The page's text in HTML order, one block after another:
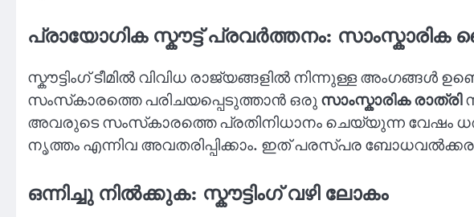
പ്രായോഗിക സ്കൗട്ട് പ്രവർത്തനം: സാംസ്കാരിക
സ്കൗട്ടിംഗ് ടീമിൽ വിവിധ രാജ്യങ്ങളിൽ നിന്നുള്ള അംഗങ്ങൾ
സംസ്‌കാരത്തെ പരിചയപ്പെടുത്താൻ ഒരുസാംസ്കാരിക രാത്രി
അവരുടെ സംസ്‌കാരത്തെ പ്രതിനിധാനം ചെയ്യുന്ന വേഷം
നൃത്തം എന്നിവ അവതരിപ്പിക്കാം. ഇത് പരസ്പര
ഒന്നിച്ചു നിൽക്കുക: സ്കൗട്ടിംഗ് വഴി ലോകം